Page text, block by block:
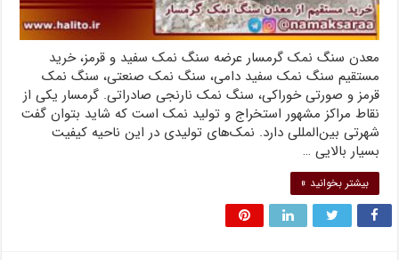
معدن سنگ نمک گرمسار عرضه سنگ نمک سفید و قرمز، خرید
مستقیم سنگ نمک سفید دامی، سنگ نمک صنعتی، سنگ نمک
قرمز و صورتی خوراکی، سنگ نمک نارنجی صادراتی. گرمسار یکی از
نقاط مراکز مشهور استخراج و تولید نمک است که شاید بتوان گفت
شهرتی بین‌المللی دارد. نمک‌های تولیدی در این ناحیه کیفیت
بسیار بالایی …
بیشتر بخوانید »